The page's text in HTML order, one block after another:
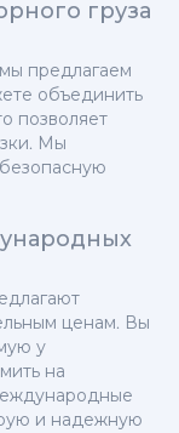
груза
предлагаем
объединить
позволяет
Мы
ценам. Вы
у
на
и надежную